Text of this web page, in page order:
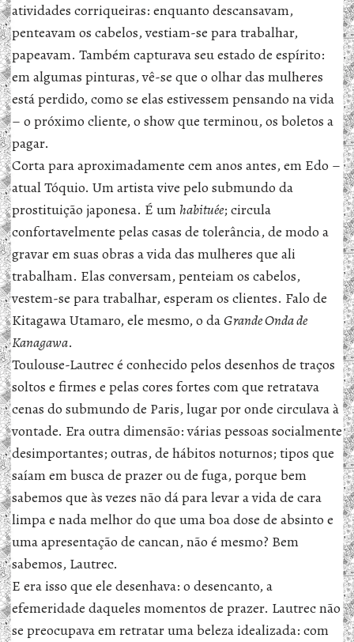
atividades corriqueiras: enquanto descansavam,
penteavam os cabelos, vestiam-se para trabalhar,
papeavam. Também capturava seu estado de espírito:
em algumas pinturas, vê-se que o olhar das mulheres
está perdido, como se elas estivessem pensando na vida
– o próximo cliente, o show que terminou, os boletos a
pagar.
Corta para aproximadamente cem anos antes, em Edo –
atual Tóquio. Um artista vive pelo submundo da
prostituição japonesa. É um habituée; circula
confortavelmente pelas casas de tolerância, de modo a
gravar em suas obras a vida das mulheres que ali
trabalham. Elas conversam, penteiam os cabelos,
vestem-se para trabalhar, esperam os clientes. Falo de
Kitagawa Utamaro, ele mesmo, o daGrande Onda de
Kanagawa.
Toulouse-Lautrec é conhecido pelos desenhos de traços
soltos e firmes e pelas cores fortes com que retratava
cenas do submundo de Paris, lugar por onde circulava à
vontade. Era outra dimensão: várias pessoas socialmente
desimportantes; outras, de hábitos noturnos; tipos que
saíam em busca de prazer ou de fuga, porque bem
sabemos que às vezes não dá para levar a vida de cara
limpa e nada melhor do que uma boa dose de absinto e
uma apresentação de cancan, não é mesmo? Bem
sabemos, Lautrec.
E era isso que ele desenhava: o desencanto, a
efemeridade daqueles momentos de prazer. Lautrec não
se preocupava em retratar uma beleza idealizada: com